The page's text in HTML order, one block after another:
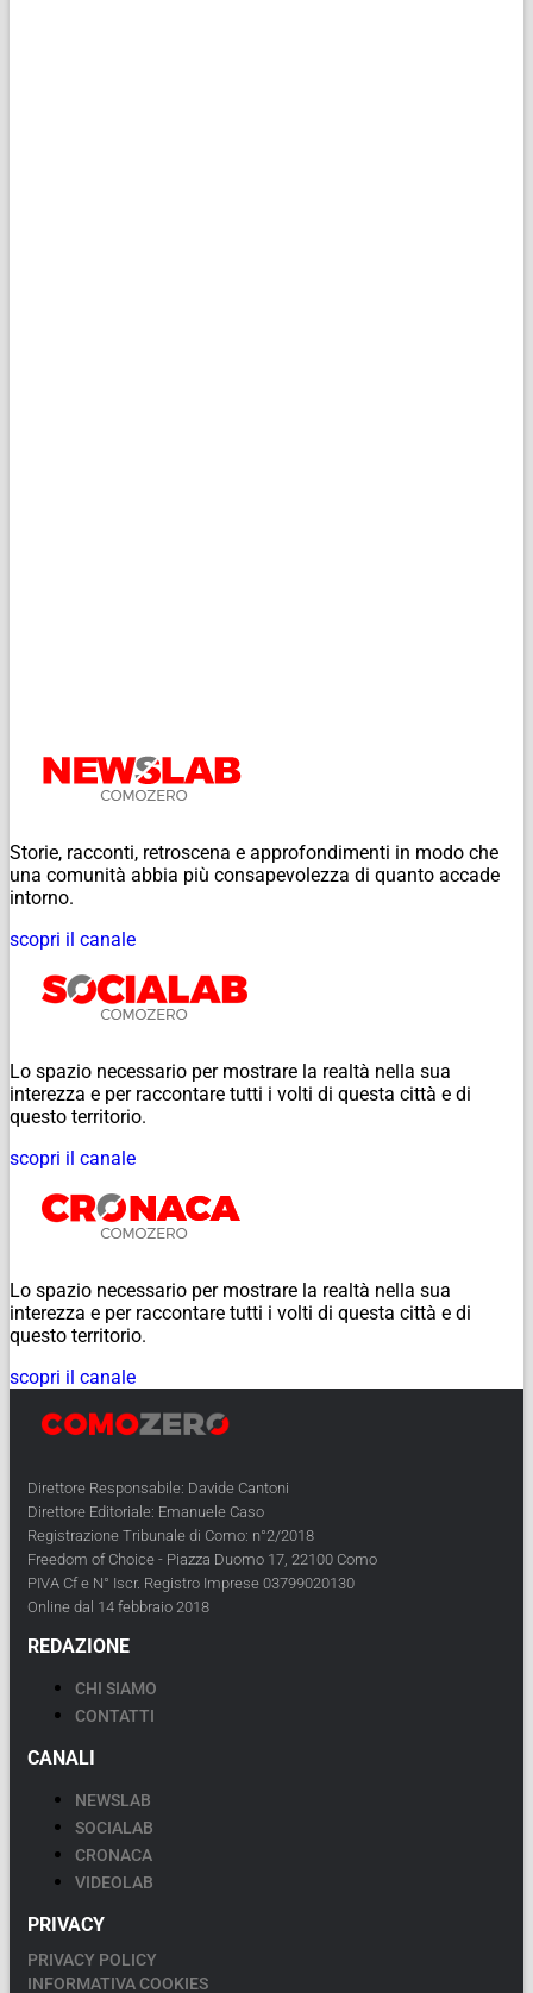
Storie, racconti, retroscena e approfondimenti in modo che
una comunità abbia più consapevolezza di quanto accade
intorno.
scopri il canale
Lo spazio necessario per mostrare la realtà nella sua
interezza e per raccontare tutti i volti di questa città e di
questo territorio.
scopri il canale
Lo spazio necessario per mostrare la realtà nella sua
interezza e per raccontare tutti i volti di questa città e di
questo territorio.
scopri il canale
Direttore Responsabile: Davide Cantoni
Direttore Editoriale: Emanuele Caso
Registrazione Tribunale di Como: n°2/2018
Freedom of Choice - Piazza Duomo 17, 22100 Como
PIVA Cf e N° Iscr. Registro Imprese 03799020130
Online dal 14 febbraio 2018
REDAZIONE
CHI SIAMO
CONTATTI
CANALI
NEWSLAB
SOCIALAB
CRONACA
VIDEOLAB
PRIVACY
PRIVACY POLICY
INFORMATIVA COOKIES